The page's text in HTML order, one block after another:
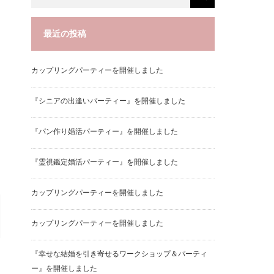
最近の投稿
カップリングパーティーを開催しました
『シニアの出逢いパーティー』を開催しました
『パン作り婚活パーティー』を開催しました
『霊視鑑定婚活パーティー』を開催しました
カップリングパーティーを開催しました
カップリングパーティーを開催しました
『幸せな結婚を引き寄せるワークショップ＆パーティ
ー』を開催しました